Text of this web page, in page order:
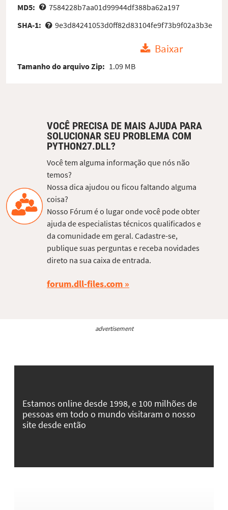
MD5:
7584228b7aa01d99944df388ba62a197
SHA-1:
9e3d84241053d0ff82d83104fe9f73b9f02a3b3e
Baixar
Tamanho do arquivo Zip: 1.09 MB
VOCÊ PRECISA DE MAIS AJUDA PARA
SOLUCIONAR SEU PROBLEMA COM
PYTHON27.DLL?
Você tem alguma informação que nós não
temos?
Nossa dica ajudou ou ficou faltando alguma
coisa?
Nosso Fórum é o lugar onde você pode obter
ajuda de especialistas técnicos qualificados e
da comunidade em geral. Cadastre-se,
publique suas perguntas e receba novidades
direto na sua caixa de entrada.
forum.dll-files.com
advertisement
Estamos online desde 1998, e 100 milhões de
pessoas em todo o mundo visitaram o nosso
site desde então